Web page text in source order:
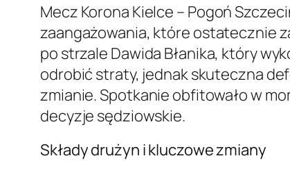
Mecz Korona Kielce – Pogoń
zaangażowania, które ostatecznie
po strzale Dawida Błanika, który
odrobić straty, jednak skuteczna
zmianie. Spotkanie obfitowało w
decyzje sędziowskie.
Składy drużyn i kluczowe zmiany